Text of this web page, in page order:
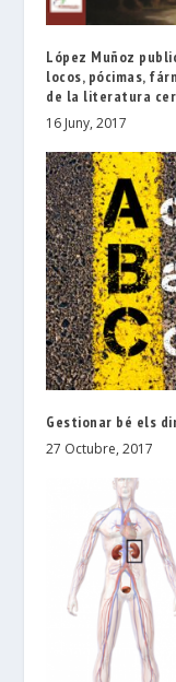
López Muñoz
locos, pócimas,
de la literatura
16 Juny, 2017
Gestionar bé els
27 Octubre, 2017